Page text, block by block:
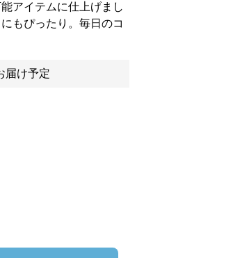
アイテムに仕上げまし
もぴったり。毎日のコ
届け予定